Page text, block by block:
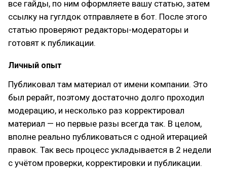
все гайды, по ним оформляете вашу статью, затем
ссылку на гуглдок отправляете в бот. После этого
статью проверяют редакторы-модераторы и
готовят к публикации.
Личный опыт
Публиковал там материал от имени компании. Это
был рерайт, поэтому достаточно долго проходил
модерацию, и несколько раз корректировал
материал — но первые разы всегда так. В целом,
вполне реально публиковаться с одной итерацией
правок. Так весь процесс укладывается в 2 недели
с учётом проверки, корректировки и публикации.